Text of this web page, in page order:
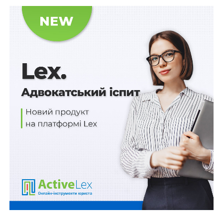
підставою для перерахування постачальнику повної
суми за договором.
Водночас встановлено, що замість обладнання,
передбаченого договором, до військової частини
поставлено 100 комплектів точок доступу іншої,
дешевшої моделі, вартість яких була меншою за
договірну на понад мільйон гривень, чим державі
завдано збитків на вказану суму.
Санкція інкримінованої статті передбачає покарання у
вигляді позбавлення волі на строк до восьми років.
здійснюється Територіальним управлінням
Державного бюро розслідувань, розташованим у
місті Києві за оперативного супроводу ДВБ НП
України.